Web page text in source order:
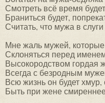
Смотреть всё время
Браниться будет,
Считать, что мужа в
Мне жаль мужей,
Склоняться перед
Высокородством гордая
Всегда с безродным
Всю жизнь он будет хмур,
Быть при жене